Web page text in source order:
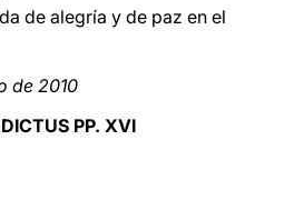
de alegría y de paz en el
de 2010
PP. XVI